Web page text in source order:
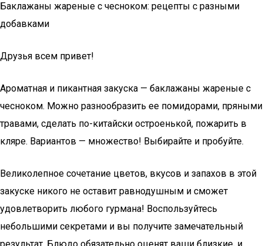
Баклажаны жареные с чесноком: рецепты с разными
добавками
Друзья всем привет!
Ароматная и пикантная закуска — баклажаны жареные с
чесноком. Можно разнообразить ее помидорами, пряными
травами, сделать по-китайски остроенькой, пожарить в
кляре. Вариантов — множество! Выбирайте и пробуйте.
Великолепное сочетание цветов, вкусов и запахов в этой
закуске никого не оставит равнодушным и сможет
удовлетворить любого гурмана! Воспользуйтесь
небольшими секретами и вы получите замечательный